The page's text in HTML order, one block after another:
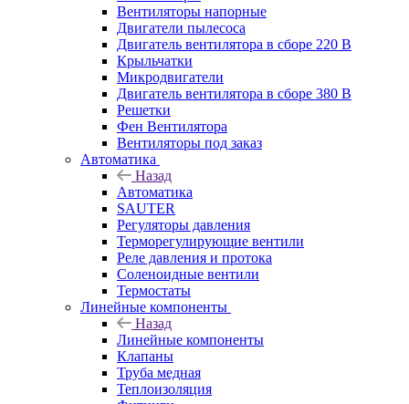
Вентиляторы напорные
Двигатели пылесоса
Двигатель вентилятора в сборе 220 В
Крыльчатки
Микродвигатели
Двигатель вентилятора в сборе 380 В
Решетки
Фен Вентилятора
Вентиляторы под заказ
Автоматика
Назад
Автоматика
SAUTER
Регуляторы давления
Терморегулирующие вентили
Реле давления и протока
Соленоидные вентили
Термостаты
Линейные компоненты
Назад
Линейные компоненты
Клапаны
Труба медная
Теплоизоляция